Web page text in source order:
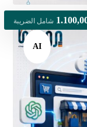
شامل الضريبة
AI